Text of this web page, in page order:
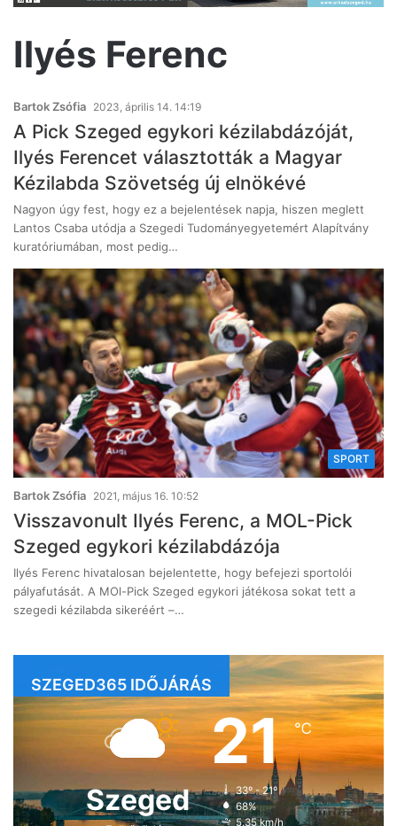
Ilyés Ferenc
Bartok Zsófia 2023, április 14. 14:19
A Pick Szeged egykori kézilabdázóját,
Ilyés Ferencet választották a Magyar
Kézilabda Szövetség új elnökévé
Nagyon úgy fest, hogy ez a bejelentések napja, hiszen meglett
Lantos Csaba utódja a Szegedi Tudományegyetemért Alapítvány
kuratóriumában, most pedig…
SPORT
Bartok Zsófia 2021, május 16. 10:52
Visszavonult Ilyés Ferenc, a MOL-Pick
Szeged egykori kézilabdázója
Ilyés Ferenc hivatalosan bejelentette, hogy befejezi sportolói
pályafutását. A MOl-Pick Szeged egykori játékosa sokat tett a
szegedi kézilabda sikeréért –…
SZEGED365 IDŐJÁRÁS
Szeged
21℃
33º - 21º
68%
5.35 km/h